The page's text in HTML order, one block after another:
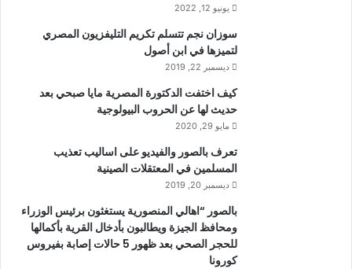
يونيو 12, 2022
سوزان نجم تتسلم تكريم التليفزيون المصري
لتميزها في ابن أصول
ديسمبر 22, 2019
كيف اختفت الدكتورة المصرية مايا صبحي بعد
حديث لها عن الحروب البيولوجية
مايو 29, 2020
تعرف بالصور والفيديو على اساليب تعذيب
المسلمين في المعتقلات الصينية
ديسمبر 20, 2019
بالصور “اهالي المنصورية يستغثون برئيس الوزراء
ومحافظ الجيزة ويطالبون بأدخال القرية بأكمالها
للحجر الصحي بعد ظهور 5 حالات إصابة بفيروس
كورونا